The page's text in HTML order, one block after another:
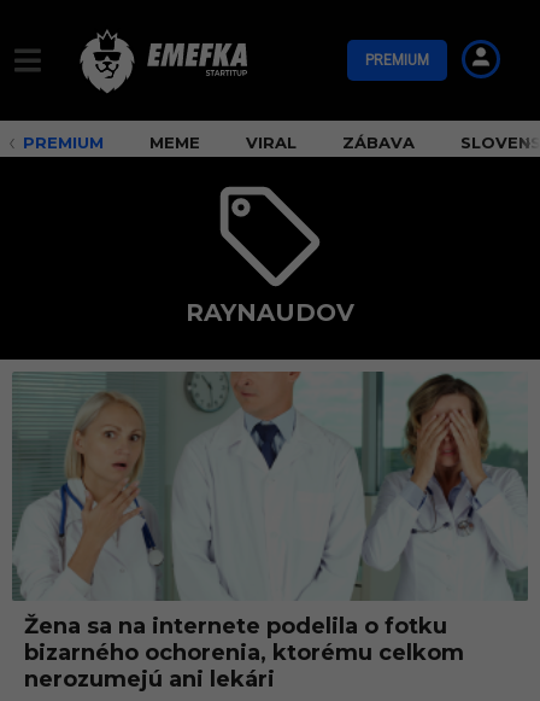
PREMIUM
PREMIUM MEME VIRAL ZÁBAVA
RAYNAUDOV
r
a
n
a
u
d
o
v
Žena sa na internete podelila o fotku
bizarného ochorenia, ktorému celkom
nerozumejú ani lekári